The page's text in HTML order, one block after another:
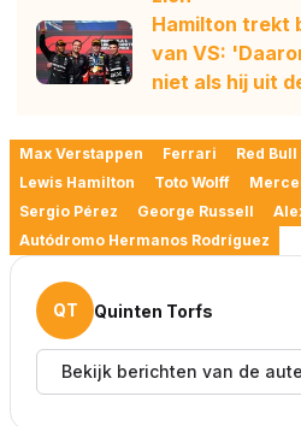
Hamilton trekt
van VS:
niet als hij uit
Max Verstappen Ferrari Red
Lewis Hamilton
Toto Wolff
Sergio Pérez
George Russell
Autódromo Hermanos Rodríguez
QT Quinten Torfs
Bekijk berichten van de